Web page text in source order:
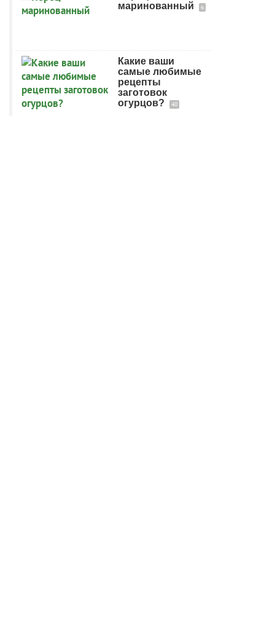
маринованный
6
Какие ваши
самые любимые
рецепты
заготовок
огурцов?
40